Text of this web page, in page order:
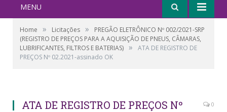
MENU
Home » Licitações »
PREGÃO ELETRÔNICO Nº 002/2021-SRP
(REGISTRO DE PREÇOS PARA A AQUISIÇÃO DE PNEUS, CÂMARAS,
LUBRIFICANTES, FILTROS E BATERIAS) »
ATA DE REGISTRO DE
PREÇOS Nº 02.2021-assinado OK
ATA DE REGISTRO DE PREÇOS Nº
0